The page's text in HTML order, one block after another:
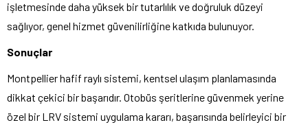
işletmesinde daha yüksek bir tutarlılık ve doğruluk düzeyi
sağlıyor, genel hizmet güvenilirliğine katkıda bulunuyor.
Sonuçlar
Montpellier hafif raylı sistemi, kentsel ulaşım planlamasında
dikkat çekici bir başarıdır. Otobüs şeritlerine güvenmek yerine
özel bir LRV sistemi uygulama kararı, başarısında belirleyici bir